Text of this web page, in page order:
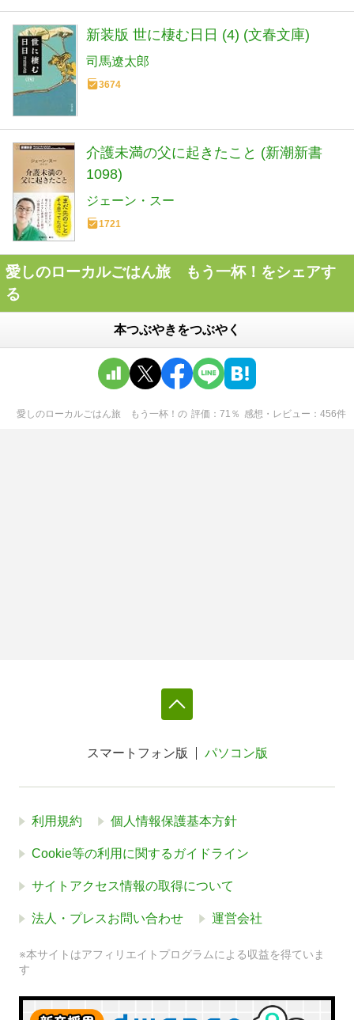
新装版 世に棲む日日 (4) (文春文庫)
司馬遼太郎
3674
介護未満の父に起きたこと (新潮新書
1098)
ジェーン・スー
1721
愛しのローカルごはん旅 もう一杯！をシェアす
る
本つぶやきをつぶやく
愛しのローカルごはん旅 もう一杯！ の 評価 71 ％ 感想・レビュー 456件
スマートフォン版 パソコン版
利用規約 個人情報保護基本方針
Cookie等の利用に関するガイドライン
サイトアクセス情報の取得について
法人・プレスお問い合わせ 運営会社
※本サイトはアフィリエイトプログラムによる収益を得ていま
す